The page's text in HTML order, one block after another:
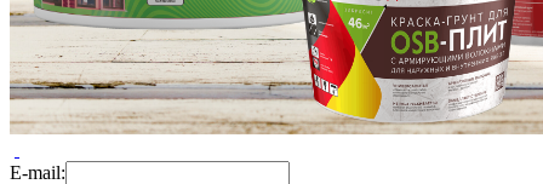
E-mail: